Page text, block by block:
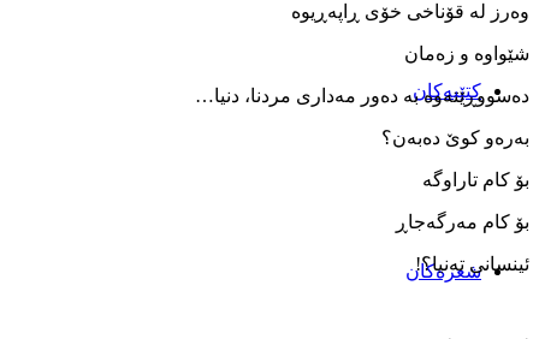
کتێبەکان
شعرەکان
وه‌رز له ‌قۆناخی خۆی ڕاپه‌ڕیوه
شێواوه ‌و زه‌مان
ده‌سووڕێته‌وه ‌به ‌ده‌ور مه‌داری مردنا، دنیا…
به‌ره‌و کوێ ده‌به‌ن؟
بۆ کام تاراوگه
بۆ کام مه‌رگه‌جاڕ
ئینسانی ته‌نیا؟!